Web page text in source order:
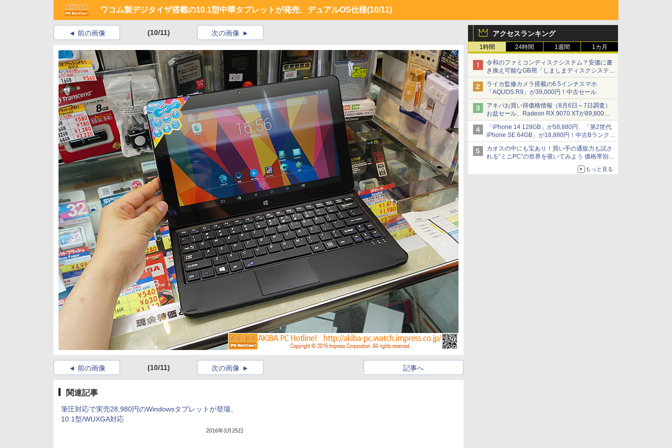
ワコム製デジタイザ搭載の10.1型中華タブレットが発売、デュアルOS仕様(10/11)
アクセスランキング
1時間 24時間 1週間 1カ月
令和のファミコンディスクシステム？安価に書
き換え可能なGB用「しましまディスクシステ
ム」
ライカ監修カメラ搭載の6.5インチスマホ
「AQUOS R9」が39,000円！中古セール
アキバお買い得価格情報（8月6日～7日調査）
お盆セール、Radeon RX 9070 XTが89,800
円、水平周波数24.8kHz対応の17型モニターが
9,801円、暑さ指数連動セール ほか
「iPhone 14 128GB」が58,880円、「第2世代
iPhone SE 64GB」が18,880円！中古Bランク品
セール
カオスの中にも宝あり！買い手の通販力も試さ
れる“ミニPC”の世界を覗いてみよう 価格帯別に
仕様や特徴を整理、11製品をピックアップ text
もっと見る
前の画像 (10/11) 次の画像
前の画像 (10/11) 記事へ
次の画像
関連記事
筆圧対応で実売28,980円のWindowsタブレットが登場、
10.1型/WUXGA対応
2016年3月25日